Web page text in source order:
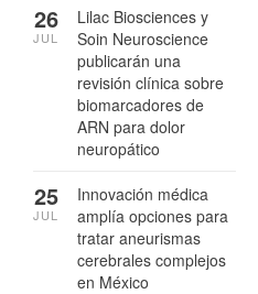
Lilac Biosciences y
Soin Neuroscience
publicarán una
revisión clínica sobre
biomarcadores de
ARN para dolor
neuropático
26
JUL
Innovación médica
amplía opciones para
tratar aneurismas
cerebrales complejos
en México
25
JUL